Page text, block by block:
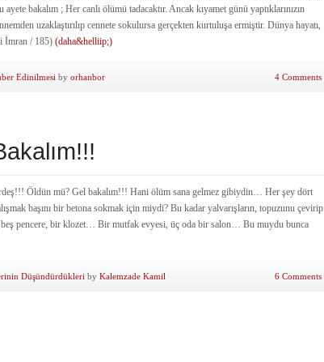
bakalım ; Her canlı ölümü tadacaktır. Ancak kıyamet günü yaptıklarınızın
uzaklaştırılıp cennete sokulursa gerçekten kurtuluşa ermiştir. Dünya hayatı,
İmran / 185) (daha&helliip;)
Edinilmesi by orhanbor 4 Comments
Öldün mü? Gel bakalım!!! Hani ölüm sana gelmez gibiydin… Her şey dört
başını bir betona sokmak için miydi? Bu kadar yalvarışların, topuzunu çevirip
beş pencere, bir klozet… Bir mutfak evyesi, üç oda bir salon… Bu muydu bunca
Düşündürdükleri by Kalemzade Kamil 6 Comments